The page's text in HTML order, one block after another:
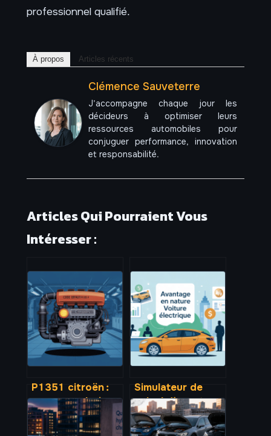
professionnel qualifié.
À propos Articles récents
Clémence Sauveterre
J’accompagne chaque jour les
décideurs à optimiser leurs
ressources automobiles pour
conjuguer performance, innovation
et responsabilité.
Articles Qui Pourraient Vous
Intéresser :
P1351 citroën :
causes, solutions
et coûts de
réparation
Simulateur de
calcul d’avantage
en nature pour
voiture électrique